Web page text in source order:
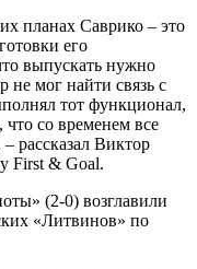
планах Саврико – это
его
выпускать нужно
не мог найти связь с
тот функционал,
со временем все
рассказал Виктор
First & Goal.
(2-0) возглавили
«Литвинов» по